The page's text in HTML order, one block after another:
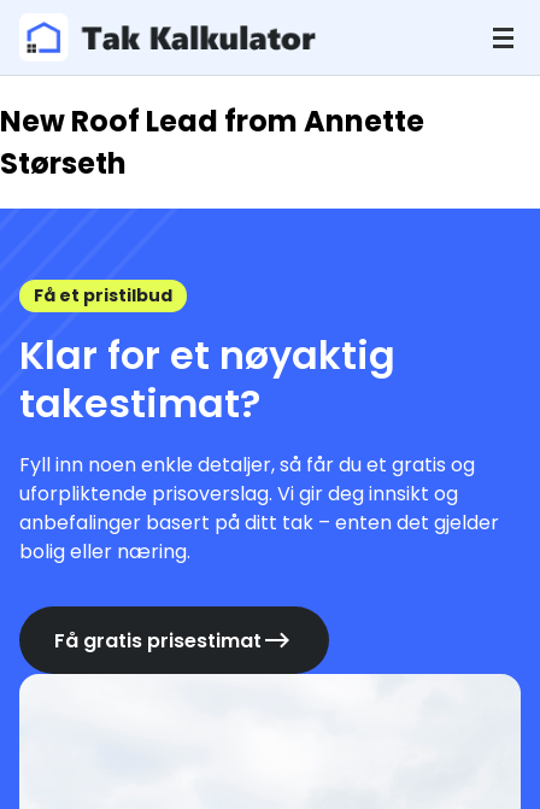
New Roof Lead from Annette
Størseth
Få et pristilbud
Klar for et nøyaktig
takestimat?
Fyll inn noen enkle detaljer, så får du et gratis og
uforpliktende prisoverslag. Vi gir deg innsikt og
anbefalinger basert på ditt tak – enten det gjelder
bolig eller næring.
Få gratis prisestimat